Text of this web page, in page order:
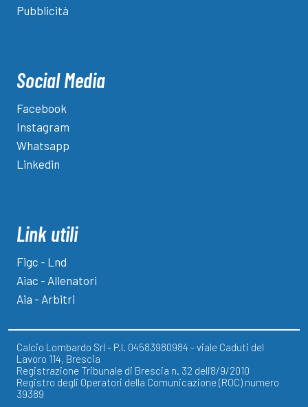
Pubblicità
Social Media
Facebook
Instagram
Whatsapp
Linkedin
Link utili
Figc - Lnd
Aiac - Allenatori
Aia - Arbitri
Calcio Lombardo Srl - P.I. 04583980984 - viale Caduti del
Lavoro 114, Brescia
Registrazione Tribunale di Brescia n. 32 dell'8/9/2010
Registro degli Operatori della Comunicazione (ROC) numero
39389